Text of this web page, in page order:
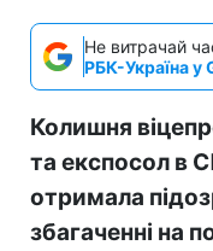
Не витрачай
РБК-Україна у
Колишня
та експосол в
отримала
збагаченні на